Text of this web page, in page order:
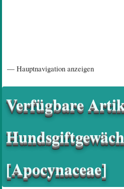
— Hauptnavigation anzeigen
Verfügbare
[Apocynaceae]